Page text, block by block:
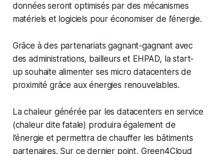
données seront optimisés par des mécanismes
matériels et logiciels pour économiser de l’énergie.
Grâce à des partenariats gagnant-gagnant avec
des administrations, bailleurs et EHPAD, la start-
up souhaite alimenter ses micro datacenters de
proximité grâce aux énergies renouvelables.
La chaleur générée par les datacenters en service
(chaleur dite fatale) produira également de
l’énergie et permettra de chauffer les bâtiments
partenaires. Sur ce dernier point, Green4Cloud